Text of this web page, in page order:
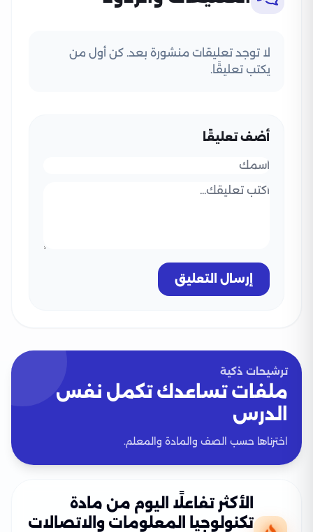
لا توجد تعليقات منشورة بعد. كن أول من
يكتب تعليقًا.
أضف تعليقًا
إرسال التعليق
ترشيحات ذكية
ملفات تساعدك تكمل نفس
الدرس
اخترناها حسب الصف والمادة والمعلم.
الأكثر تفاعلًا اليوم من مادة
تكنولوجيا المعلومات والاتصالات